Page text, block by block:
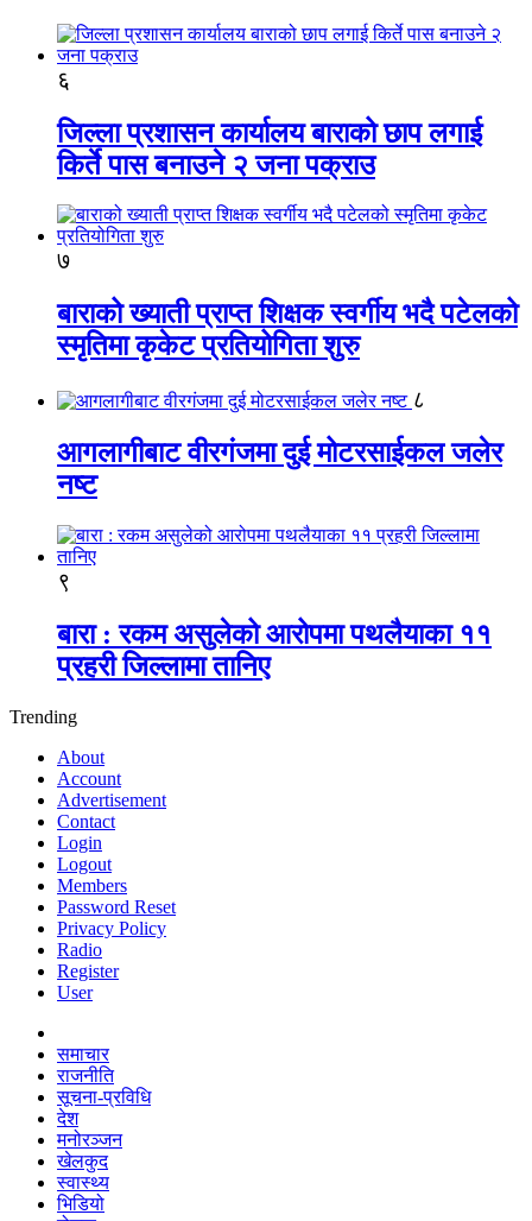
६
जिल्ला प्रशासन कार्यालय बाराको छाप लगाई
किर्ते पास बनाउने २ जना पक्राउ
७
बाराको ख्याती प्राप्त शिक्षक स्वर्गीय भदै पटेलको
स्मृतिमा कृकेट प्रतियोगिता शुरु
८
आगलागीबाट वीरगंजमा दुई मोटरसाईकल जलेर
नष्ट
९
बारा : रकम असुलेको आरोपमा पथलैयाका ११
प्रहरी जिल्लामा तानिए
Trending
About
Account
Advertisement
Contact
Login
Logout
Members
Password Reset
Privacy Policy
Radio
Register
User
समाचार
राजनीति
सूचना-प्रविधि
देश
मनोरञ्जन
खेलकुद
स्वास्थ्य
भिडियो